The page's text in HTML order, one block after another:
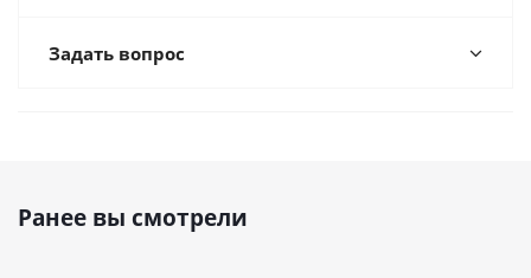
Задать вопрос
Ранее вы смотрели